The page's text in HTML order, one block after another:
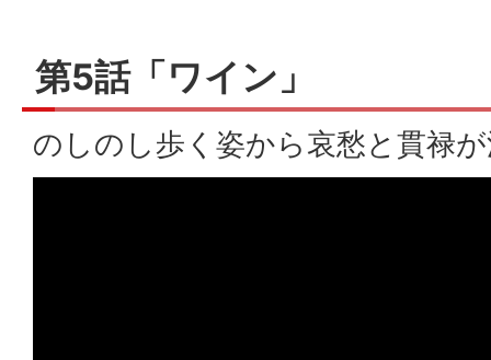
第5話「ワイン」
のしのし歩く姿から哀愁と貫禄